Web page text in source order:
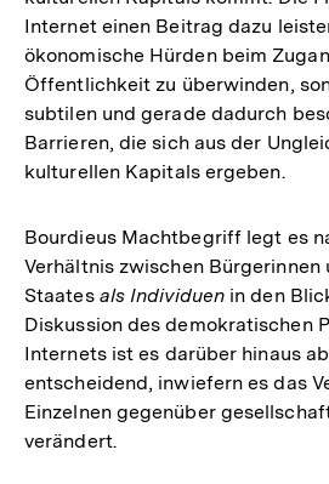
Internet einen Beitrag dazu
ökonomische Hürden beim
Öffentlichkeit zu überwinden,
subtilen und gerade dadurch
Barrieren, die sich aus der
kulturellen Kapitals ergeben.
Bourdieus Machtbegriff legt es
Verhältnis zwischen Bürgerinnen
Staates als Individuen in den
Diskussion des demokratischen
Internets ist es darüber hinaus
entscheidend, inwiefern es das
Einzelnen gegenüber
verändert.